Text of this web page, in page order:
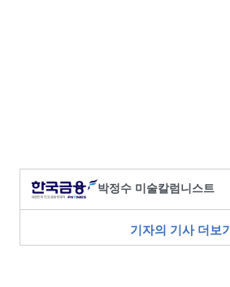
박정수 미술칼럼니스트
기자의 기사 더보기